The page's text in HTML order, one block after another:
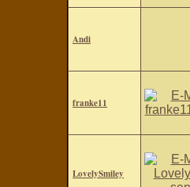
Andi
franke11
LovelySmiley